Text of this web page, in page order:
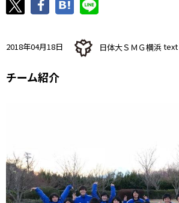
2018年04月18日 日体大ＳＭＧ横浜
チーム紹介